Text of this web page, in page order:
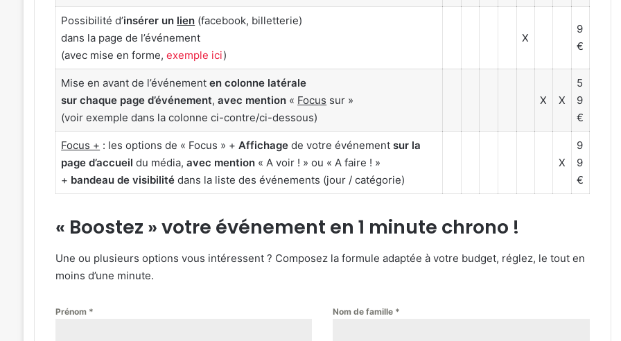
Possibilité d’insérer un lien (facebook, billetterie)
dans la page de l’événement
(avec mise en forme,exemple ici)
X
9
€
Mise en avant de l’événementen colonne latérale
sur chaque page d’événement, avec mention « Focus sur »
(voir exemple dans la colonne ci-contre/ci-dessous)
X X
5
9
€
Focus + : les options de « Focus » +Affichagede votre événementsur la
page d’accueil du média,avec mention « A voir ! » ou « A faire ! »
+ bandeau de visibilité dans la liste des événements (jour / catégorie)
X
9
9
€
« Boostez » votre événement en 1 minute chrono !
Une ou plusieurs options vous intéressent ? Composez la formule adaptée à votre budget, réglez, le tout en
moins d’une minute.
Prénom * Nom de famille *